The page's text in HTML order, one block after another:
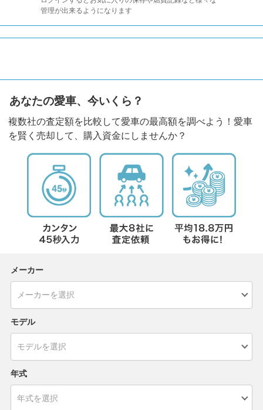
管理が出来るようになります
あなたの愛車、今いくら？
複数社の査定額を比較して愛車の最高額を調べよう！愛車
を賢く売却して、購入資金にしませんか？
メーカー
モデル
年式